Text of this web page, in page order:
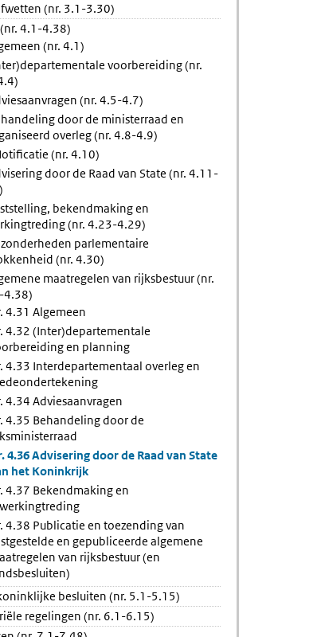
(nr. 3.1-3.30)
4.1-4.38)
(nr. 4.1)
voorbereiding (nr.
(nr. 4.5-4.7)
door de ministerraad en
overleg (nr. 4.8-4.9)
(nr. 4.10)
door de Raad van State (nr. 4.11-
bekendmaking en
(nr. 4.23-4.29)
parlementaire
(nr. 4.30)
maatregelen van rijksbestuur (nr.
4.38)
4.31 Algemeen
4.32 (Inter)departementale
en planning
4.33 Interdepartementaal overleg en
4.34 Adviesaanvragen
4.35 Behandeling door de
4.36 Advisering door de Raad van State
het Koninkrijk
4.37 Bekendmaking en
4.38 Publicatie en toezending van
en gepubliceerde algemene
van rijksbestuur (en
besluiten (nr. 5.1-5.15)
regelingen (nr. 6.1-6.15)